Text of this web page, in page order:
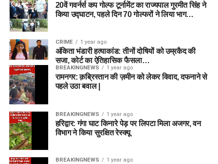
20वें गवर्नर्स कप गोल्फ टूर्नामेंट का राज्यपाल गुरमीत सिंह ने
किया उद्घाटन, पहले दिन 70 गोल्फरों ने लिया भाग…
CRIME 1 year ago
अंकिता भंडारी हत्याकांड: तीनों दोषियों को उम्रकैद की
सजा, कोर्ट का ऐतिहासिक फैसला…
BREAKINGNEWS 1 year ago
रामनगर: क़ब्रिस्तान की ज़मीन को लेकर विवाद, दफनाने से
पहले उठा बवाल |
BREAKINGNEWS 1 year ago
हरिद्वार: गंगा घाट किनारे पेड़ पर लिपटा मिला अजगर, वन
विभाग ने किया सुरक्षित रेस्क्यू
BREAKINGNEWS 1 year ago